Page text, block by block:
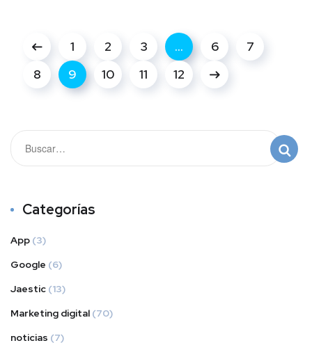
1 2 3 … 6
7
8
9 10 11 12
Categorías
App (3)
Google (6)
Jaestic (13)
Marketing digital (70)
noticias (7)